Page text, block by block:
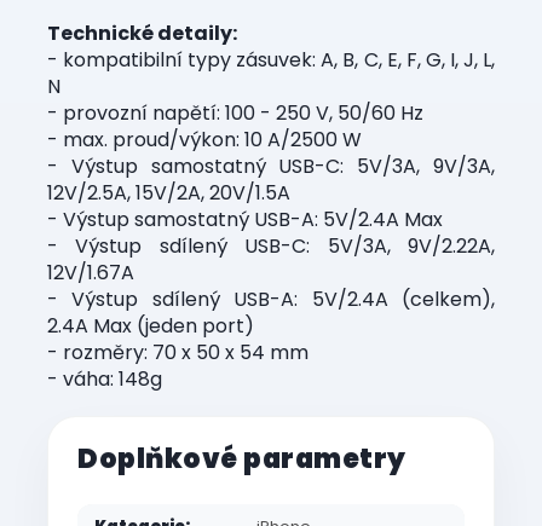
Technické detaily:
- kompatibilní typy zásuvek: A, B, C, E, F, G, I, J, L,
N
- provozní napětí: 100 - 250 V, 50/60 Hz
- max. proud/výkon: 10 A/2500 W
- Výstup samostatný USB-C: 5V/3A, 9V/3A,
12V/2.5A, 15V/2A, 20V/1.5A
- Výstup samostatný USB-A: 5V/2.4A Max
- Výstup sdílený USB-C: 5V/3A, 9V/2.22A,
12V/1.67A
- Výstup sdílený USB-A: 5V/2.4A (celkem),
2.4A Max (jeden port)
- rozměry: 70 x 50 x 54 mm
- váha: 148g
Doplňkové parametry